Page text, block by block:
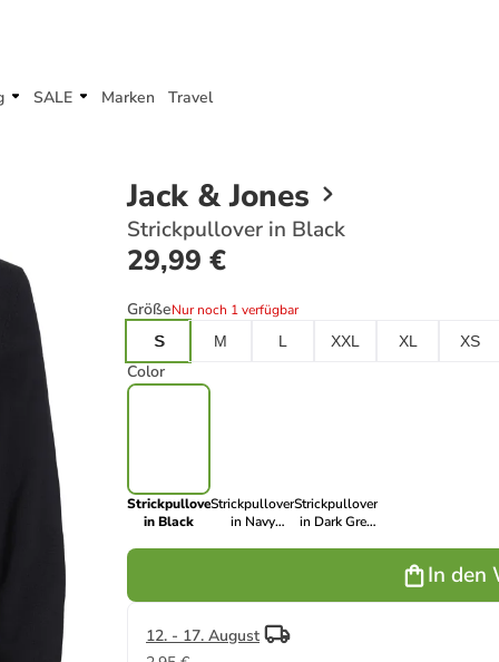
SALE Marken Travel
Jack & Jones
Strickpullover in Black
29,99 €
GrößeNur noch 1 verfügbar
S
M L XXL XL XS
Color
Strickpullover
in Black
Strickpullover
in Navy
Strickpullover
in Dark Grey
In den
12. - 17. August